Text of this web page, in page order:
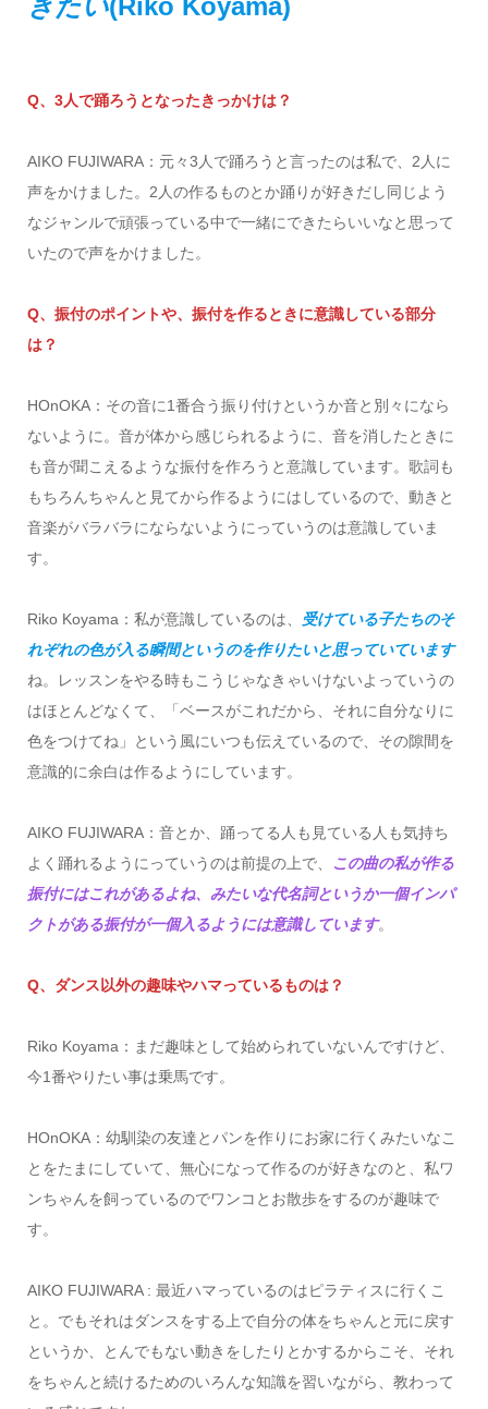
きたい(Riko Koyama)
Q、3人で踊ろうとなったきっかけは？
AIKO FUJIWARA：元々3人で踊ろうと言ったのは私で、2人に
声をかけました。2人の作るものとか踊りが好きだし同じよう
なジャンルで頑張っている中で一緒にできたらいいなと思って
いたので声をかけました。
Q、振付のポイントや、振付を作るときに意識している部分
は？
HOnOKA：その音に1番合う振り付けというか音と別々になら
ないように。音が体から感じられるように、音を消したときに
も音が聞こえるような振付を作ろうと意識しています。歌詞も
もちろんちゃんと見てから作るようにはしているので、動きと
音楽がバラバラにならないようにっていうのは意識していま
す。
Riko Koyama：私が意識しているのは、 受けている子たちのそ
れぞれの色が入る瞬間というのを作りたいと思っていています
ね。レッスンをやる時もこうじゃなきゃいけないよっていうの
はほとんどなくて、「ベースがこれだから、それに自分なりに
色をつけてね」という風にいつも伝えているので、その隙間を
意識的に余白は作るようにしています。
AIKO FUJIWARA：音とか、踊ってる人も見ている人も気持ち
よく踊れるようにっていうのは前提の上で、
この曲の私が作る
振付にはこれがあるよね、みたいな代名詞というか一個インパ
クトがある振付が一個入るようには意識しています。
Q、ダンス以外の趣味やハマっているものは？
Riko Koyama：まだ趣味として始められていないんですけど、
今1番やりたい事は乗馬です。
HOnOKA：幼馴染の友達とパンを作りにお家に行くみたいなこ
とをたまにしていて、無心になって作るのが好きなのと、私ワ
ンちゃんを飼っているのでワンコとお散歩をするのが趣味で
す。
AIKO FUJIWARA : 最近ハマっているのはピラティスに行くこ
と。でもそれはダンスをする上で自分の体をちゃんと元に戻す
というか、とんでもない動きをしたりとかするからこそ、それ
をちゃんと続けるためのいろんな知識を習いながら、教わって